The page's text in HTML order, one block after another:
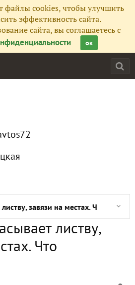
файлы cookies, чтобы улучшить
эффективность сайта.
сайта, вы соглашаетесь с
ок
завязи на местах. Что
листву,
Что